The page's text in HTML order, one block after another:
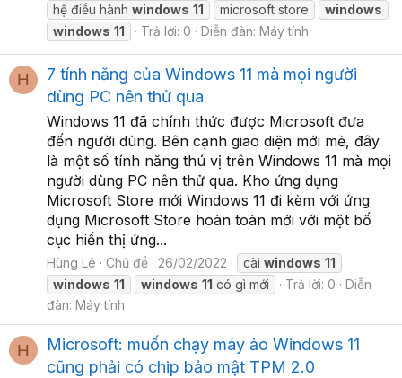
hệ điều hành windows 11 microsoft store
windows
windows 11 Trả lời: 0 Diễn đàn: Máy tính
H
7 tính năng của Windows 11 mà mọi người
dùng PC nên thử qua
Windows 11 đã chính thức được Microsoft đưa
đến người dùng. Bên cạnh giao diện mới mẻ, đây
là một số tính năng thú vị trên Windows 11 mà mọi
người dùng PC nên thử qua. Kho ứng dụng
Microsoft Store mới Windows 11 đi kèm với ứng
dụng Microsoft Store hoàn toàn mới với một bố
cục hiển thị ứng...
Hùng Lê Chủ đề 26/02/2022 cài windows 11
windows 11 windows 11 có gì mới Trả lời: 0
Diễn
đàn: Máy tính
H
Microsoft: muốn chạy máy ảo Windows 11
cũng phải có chip bảo mật TPM 2.0